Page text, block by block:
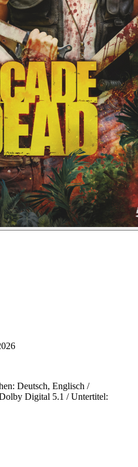
Deutsch, Englisch /
Digital 5.1 / Untertitel: